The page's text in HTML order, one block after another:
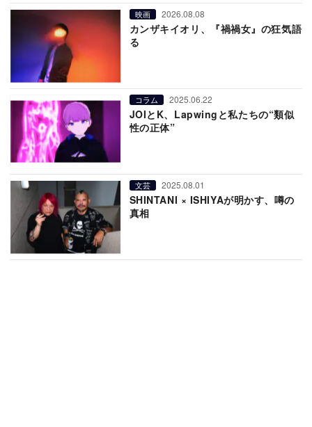
映画 2026.08.08
カンザキイオリ、『禍禍女』の狂気語
る
コラム 2025.06.22
JOIとK、Lapwingと私たちの“類似
性の正体”
文芸 2025.08.01
SHINTANI × ISHIYAが明かす、噂の
真相